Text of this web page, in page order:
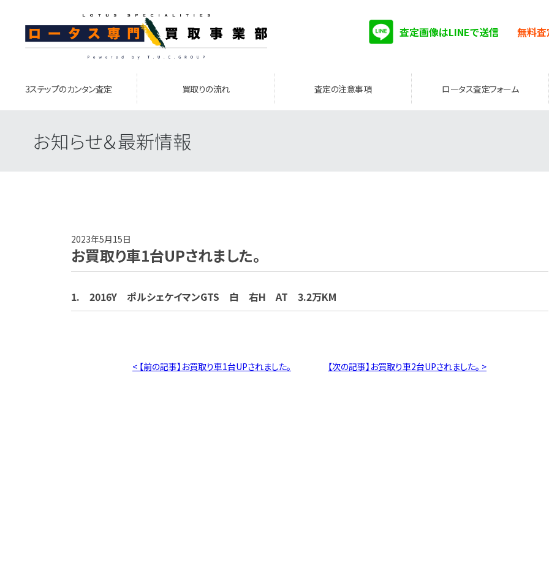
査定画像はLINEで送信 無料査
3ステップのカンタン査定 買取りの流れ 査定の注意事項 ロータス査定フォーム
お知らせ＆最新情報
2023年5月15日
お買取り車1台UPされました。
1. 2016Y ポルシェケイマンGTS 白 右H AT 3.2万KM
< 【前の記事】お買取り車1台UPされました。 【次の記事】お買取り車2台UPされました。 >